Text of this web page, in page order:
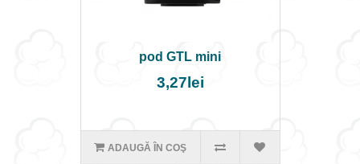
pod GTL mini
3,27lei
ADAUGĂ ÎN COŞ